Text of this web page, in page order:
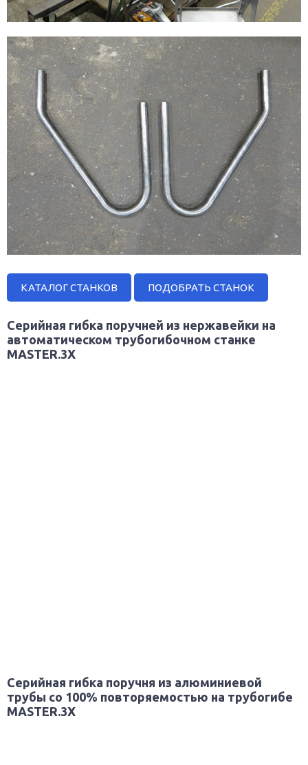
КАТАЛОГ СТАНКОВ ПОДОБРАТЬ СТАНОК
Серийная гибка поручней из нержавейки на
автоматическом трубогибочном станке
MASTER.3X
Серийная гибка поручня из алюминиевой
трубы со 100% повторяемостью на трубогибе
MASTER.3X